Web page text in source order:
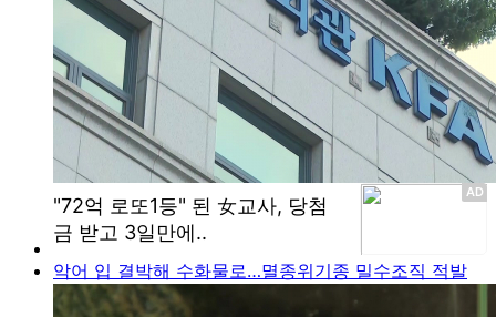
악어 입 결박해 수화물로…멸종위기종 밀수조직 적발